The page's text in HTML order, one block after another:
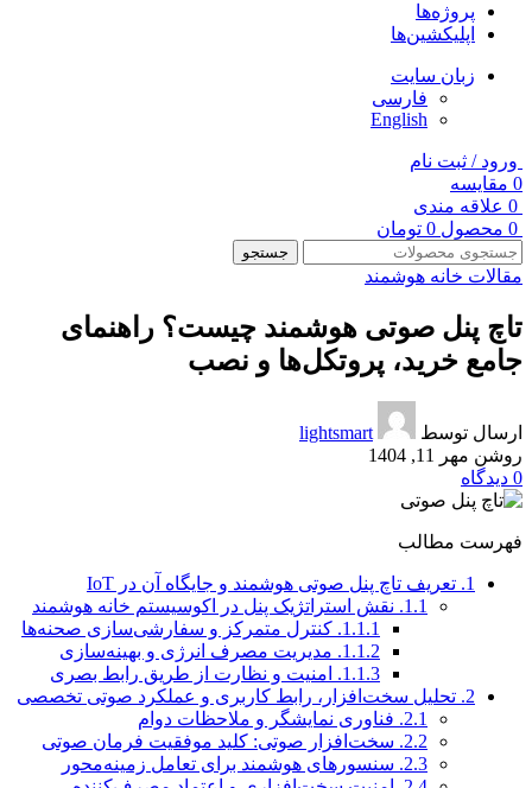
پروژه‌ها
اپلیکشین‌ها
زبان سایت
فارسی
English
ورود / ثبت نام
0 مقایسه
0 علاقه مندی
0 محصول 0 تومان
جستجو
مقالات خانه هوشمند
تاچ پنل صوتی هوشمند چیست؟ راهنمای
جامع خرید، پروتکل‌ها و نصب
ارسال توسط
lightsmart
روشن مهر 11, 1404
0 دیدگاه
فهرست مطالب
1. تعریف تاچ پنل صوتی هوشمند و جایگاه آن در IoT
1.1. نقش استراتژیک پنل در اکوسیستم خانه هوشمند
1.1.1. کنترل متمرکز و سفارشی‌سازی صحنه‌ها
1.1.2. مدیریت مصرف انرژی و بهینه‌سازی
1.1.3.
امنیت و نظارت از طریق رابط بصری
2. تحلیل سخت‌افزار، رابط کاربری و عملکرد صوتی تخصصی
2.1. فناوری نمایشگر و ملاحظات دوام
2.2. سخت‌افزار صوتی: کلید موفقیت فرمان صوتی
2.3. سنسورهای هوشمند برای تعامل زمینه‌محور